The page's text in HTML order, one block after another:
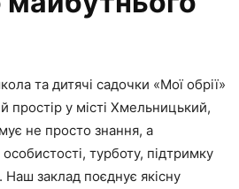
та дитячі садочки «Мої обрії»
простір у місті Хмельницький,
не просто знання, а
турботу, підтримку
Наш заклад поєднує якісну